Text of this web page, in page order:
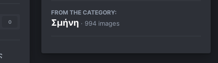
0
FROM THE CATEGORY:
Σμήνη · 994 images